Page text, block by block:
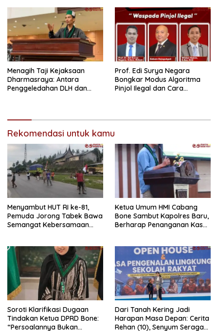
Menagih Taji Kejaksaan
Dharmasraya: Antara
Penggeledahan DLH dan
Prof. Edi Surya Negara
Bongkar Modus Algoritma
Pinjol Ilegal dan Cara
Rekomendasi untuk kamu
Menyambut HUT RI ke-81,
Pemuda Jorong Tabek Bawa
Semangat Kebersamaan
Ketua Umum HMI Cabang
Bone Sambut Kapolres Baru,
Berharap Penanganan Kasus
Soroti Klarifikasi Dugaan
Tindakan Ketua DPRD Bone:
“Persoalannya Bukan
Dari Tanah Kering Jadi
Harapan Masa Depan: Cerita
Rehan (10), Senyum Seragam